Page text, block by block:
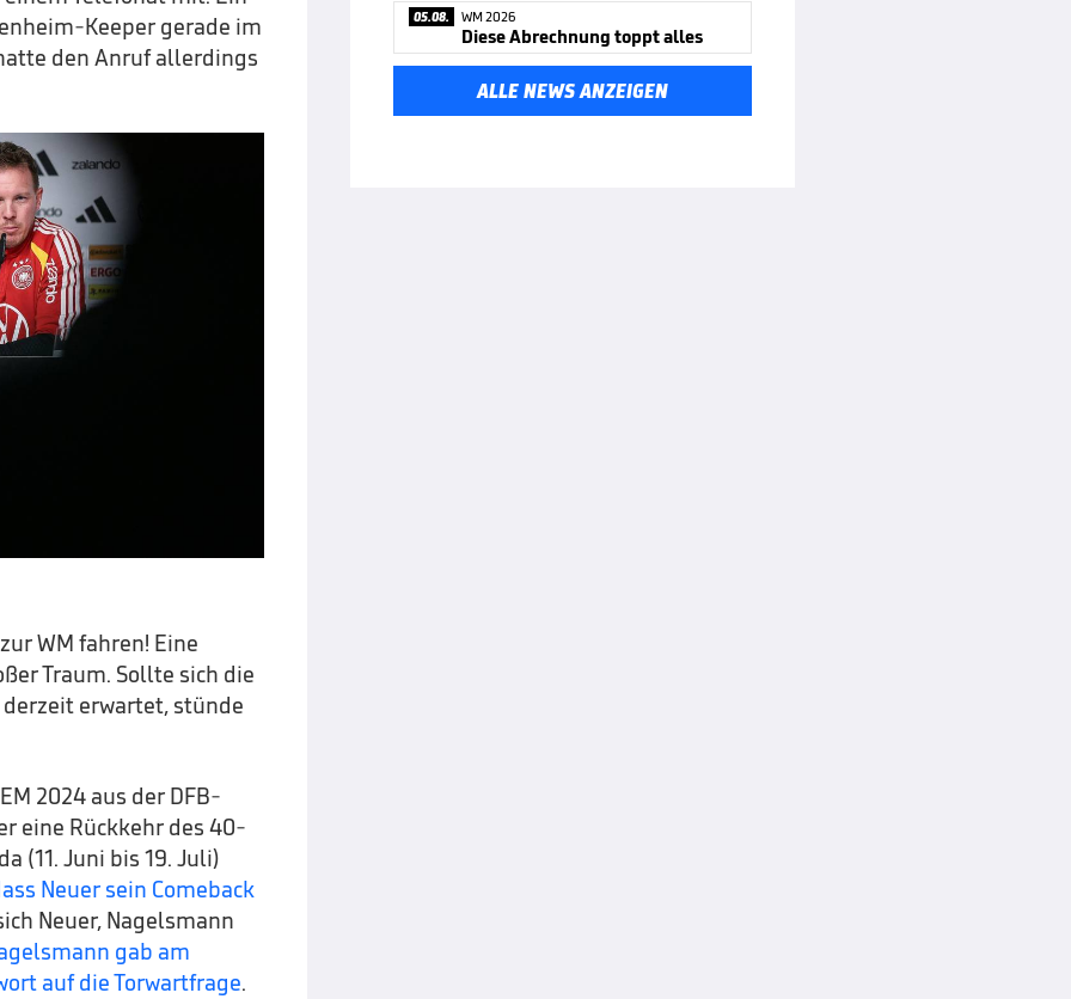
Keeper gerade im
den Anruf allerdings
WM fahren! Eine
Traum. Sollte sich die
erwartet, stünde
2024 aus der DFB-
eine Rückkehr des 40-
(11. Juni bis 19. Juli)
Neuer sein Comeback
Neuer, Nagelsmann
gab am
auf die Torwartfrage.
05.08. WM 2026
Diese Abrechnung toppt alles
ALLE NEWS ANZEIGEN